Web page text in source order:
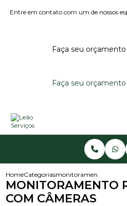
Entre em contato com um de nossos
Faça seu
Faça seu
HomeCategoriasmonitoramento
MONITORAMENTO
COM CÂMERAS